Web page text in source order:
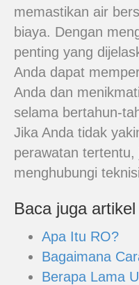
memastikan air
biaya. Dengan
penting yang
Anda dapat
Anda dan
selama bertahun-
Jika Anda tidak
perawatan
menghubungi
Baca juga
Apa Itu RO?
Bagaimana
Berapa Lama